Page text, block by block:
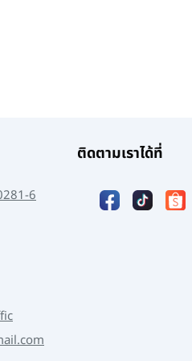
6
ติดตามเราได้ที่